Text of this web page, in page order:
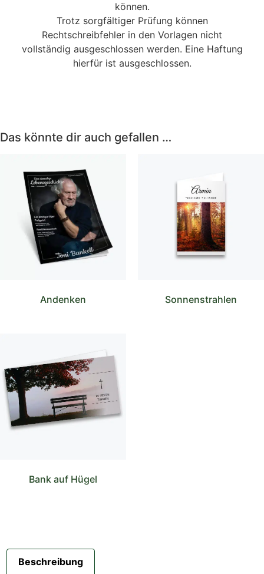
können.
Trotz sorgfältiger Prüfung können
Rechtschreibfehler in den Vorlagen nicht
vollständig ausgeschlossen werden. Eine Haftung
hierfür ist ausgeschlossen.
Das könnte dir auch gefallen …
Andenken Sonnenstrahlen
Bank auf Hügel
Beschreibung